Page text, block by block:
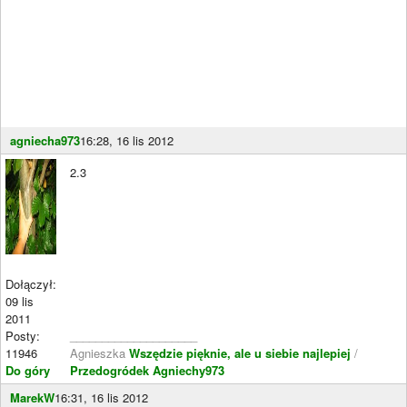
agniecha97316:28, 16 lis 2012
Dołączył:
09 lis
2011
Posty:
11946
Do góry
2.3
Agnieszka Wszędzie pięknie, ale u siebie najlepiej /
Przedogródek Agniechy973
MarekW16:31, 16 lis 2012